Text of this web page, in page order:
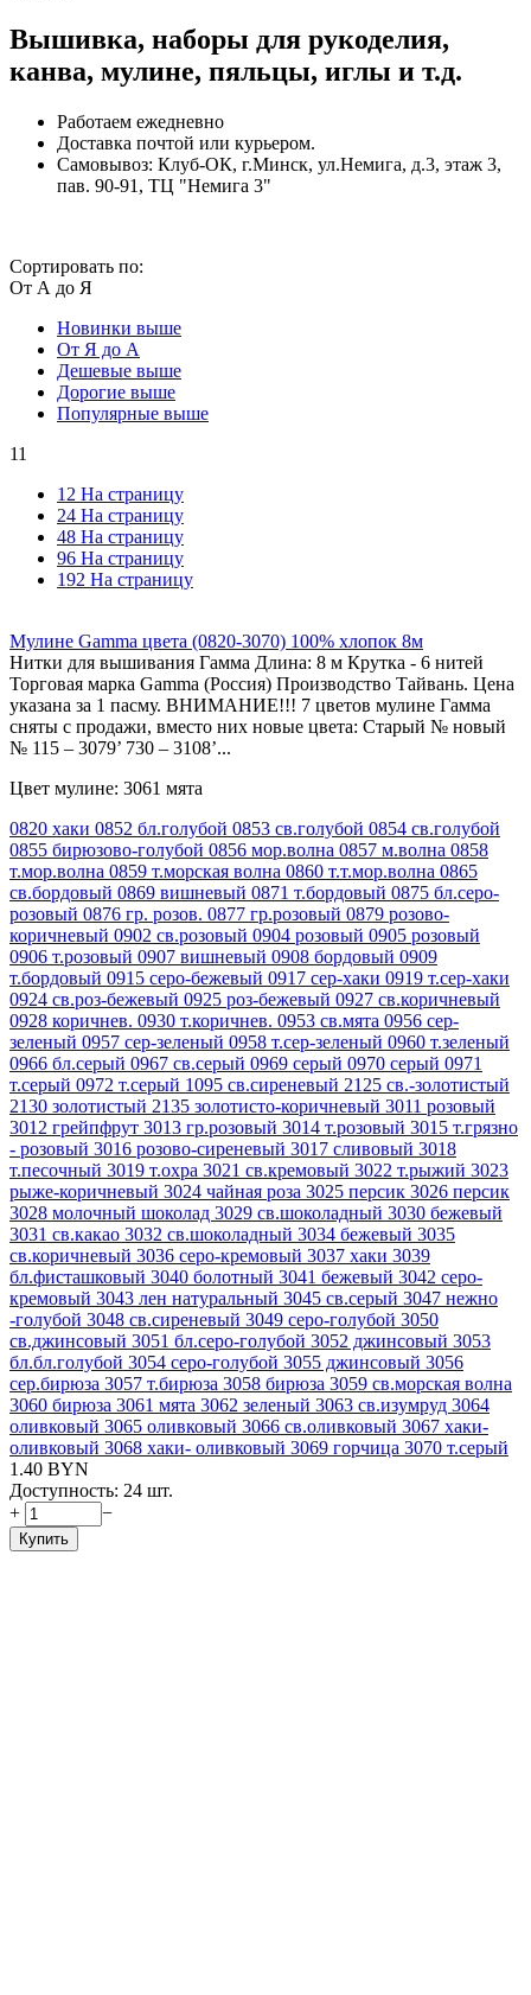
Вышивка, наборы для рукоделия,
канва, мулине, пяльцы, иглы и т.д.
Работаем ежедневно
Доставка почтой или курьером.
Самовывоз: Клуб-ОК, г.Минск, ул.Немига, д.3, этаж 3,
пав. 90-91, ТЦ "Немига 3"
Сортировать по:
От А до Я
Новинки выше
От Я до А
Дешевые выше
Дорогие выше
Популярные выше
11
12 На страницу
24 На страницу
48 На страницу
96 На страницу
192 На страницу
Мулине Gamma цвета (0820-3070) 100% хлопок 8м
Нитки для вышивания Гамма Длина: 8 м Крутка - 6 нитей
Торговая марка Gamma (Россия) Производство Тайвань. Цена
указана за 1 пасму. ВНИМАНИЕ!!! 7 цветов мулине Гамма
сняты с продажи, вместо них новые цвета: Старый № новый
№ 115 – 3079’ 730 – 3108’...
Цвет мулине: 3061 мята
0820 хаки 0852 бл.голубой 0853 св.голубой 0854 св.голубой
0855 бирюзово-голубой 0856 мор.волна 0857 м.волна 0858
т.мор.волна 0859 т.морская волна 0860 т.т.мор.волна 0865
св.бордовый 0869 вишневый 0871 т.бордовый 0875 бл.серо-
розовый 0876 гр. розов. 0877 гр.розовый 0879 розово-
коричневый 0902 св.розовый 0904 розовый 0905 розовый
0906 т.розовый 0907 вишневый 0908 бордовый 0909
т.бордовый 0915 серо-бежевый 0917 сер-хаки 0919 т.сер-хаки
0924 св.роз-бежевый 0925 роз-бежевый 0927 св.коричневый
0928 коричнев. 0930 т.коричнев. 0953 св.мята 0956 сер-
зеленый 0957 сер-зеленый 0958 т.сер-зеленый 0960 т.зеленый
0966 бл.серый 0967 св.серый 0969 серый 0970 серый 0971
т.серый 0972 т.серый 1095 св.сиреневый 2125 св.-золотистый
2130 золотистый 2135 золотисто-коричневый 3011 розовый
3012 грейпфрут 3013 гр.розовый 3014 т.розовый 3015 т.грязно
- розовый 3016 розово-сиреневый 3017 сливовый 3018
т.песочный 3019 т.охра 3021 св.кремовый 3022 т.рыжий 3023
рыже-коричневый 3024 чайная роза 3025 персик 3026 персик
3028 молочный шоколад 3029 св.шоколадный 3030 бежевый
3031 св.какао 3032 св.шоколадный 3034 бежевый 3035
св.коричневый 3036 серо-кремовый 3037 хаки 3039
бл.фисташковый 3040 болотный 3041 бежевый 3042 серо-
кремовый 3043 лен натуральный 3045 св.серый 3047 нежно
-голубой 3048 св.сиреневый 3049 серо-голубой 3050
св.джинсовый 3051 бл.серо-голубой 3052 джинсовый 3053
бл.бл.голубой 3054 серо-голубой 3055 джинсовый 3056
сер.бирюза 3057 т.бирюза 3058 бирюза 3059 св.морская волна
3060 бирюза 3061 мята 3062 зеленый 3063 св.изумруд 3064
оливковый 3065 оливковый 3066 св.оливковый 3067 хаки-
оливковый 3068 хаки- оливковый 3069 горчица 3070 т.серый
1.40 BYN
Доступность: 24 шт.
+
−
Купить